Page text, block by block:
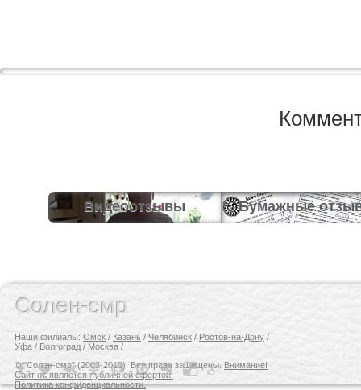
Видеоотзывы Бумажные
Солен-смр
Наши филиалы: Омск / Казань / Челябинск / Ростов-на-Дону /
Уфа / Волгоград / Москва /
© "Солен-смр" (2003-2015). Все права защищены. Внимание!
Сайт не является публичной офертой.
Политика конфиденциальности.